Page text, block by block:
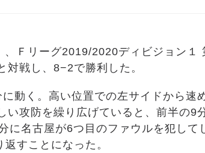
、Ｆリーグ2019/2020ディビジョン１
対戦し、8−2で勝利した。
動く。高い位置での左サイドから速
い攻防を繰り広げていると、前半の9
に名古屋が6つ目のファウルを犯し
すことになった。